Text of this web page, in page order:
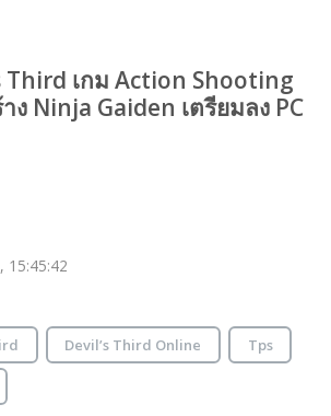
Third เกม Action Shooting
ง Ninja Gaiden เตรียมลง PC
15:45:42
Devil’s Third Online Tps